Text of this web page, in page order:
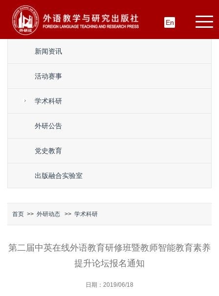
En
新闻资讯
活动赛事
学术科研
外研公告
党史教育
出版融合实验室
首页 >> 外研动态 >> 学术科研
第二届中英在线外语教育研修班暨教师智能教育素养
提升论坛报名通知
日期：2019/06/18